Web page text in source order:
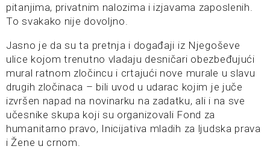
pitanjima, privatnim nalozima i izjavama zaposlenih.
To svakako nije dovoljno.
Jasno je da su ta pretnja i događaji iz Njegoševe
ulice kojom trenutno vladaju desničari obezbeđujući
mural ratnom zločincu i crtajući nove murale u slavu
drugih zločinaca – bili uvod u udarac kojim je juče
izvršen napad na novinarku na zadatku, ali i na sve
učesnike skupa koji su organizovali Fond za
humanitarno pravo, Inicijativa mladih za ljudska prava
i Žene u crnom.